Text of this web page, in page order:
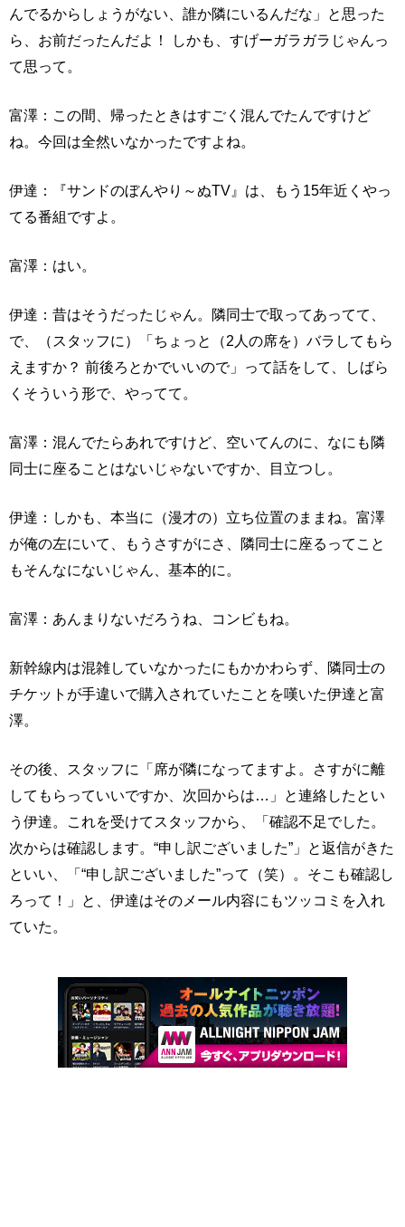
んでるからしょうがない、誰か隣にいるんだな」と思った
ら、お前だったんだよ！ しかも、すげーガラガラじゃんっ
て思って。
富澤：この間、帰ったときはすごく混んでたんですけど
ね。今回は全然いなかったですよね。
伊達：『サンドのぼんやり～ぬTV』は、もう15年近くやっ
てる番組ですよ。
富澤：はい。
伊達：昔はそうだったじゃん。隣同士で取ってあってて、
で、（スタッフに）「ちょっと（2人の席を）バラしてもら
えますか？ 前後ろとかでいいので」って話をして、しばら
くそういう形で、やってて。
富澤：混んでたらあれですけど、空いてんのに、なにも隣
同士に座ることはないじゃないですか、目立つし。
伊達：しかも、本当に（漫才の）立ち位置のままね。富澤
が俺の左にいて、もうさすがにさ、隣同士に座るってこと
もそんなにないじゃん、基本的に。
富澤：あんまりないだろうね、コンビもね。
新幹線内は混雑していなかったにもかかわらず、隣同士の
チケットが手違いで購入されていたことを嘆いた伊達と富
澤。
その後、スタッフに「席が隣になってますよ。さすがに離
してもらっていいですか、次回からは…」と連絡したとい
う伊達。これを受けてスタッフから、「確認不足でした。
次からは確認します。“申し訳ございました”」と返信がきた
といい、「“申し訳ございました”って（笑）。そこも確認し
ろって！」と、伊達はそのメール内容にもツッコミを入れ
ていた。